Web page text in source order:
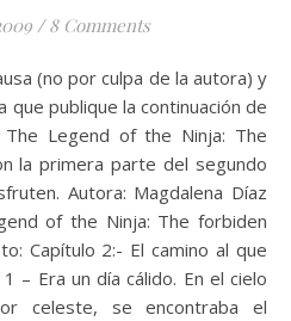
/ 8 Comments
publique la continuación de
Legend of the Ninja: The
la primera parte del segundo
Autora: Magdalena Díaz
of the Ninja: The forbiden
Capítulo 2:- El camino al que
– Era un día cálido. En el cielo
celeste, se encontraba el